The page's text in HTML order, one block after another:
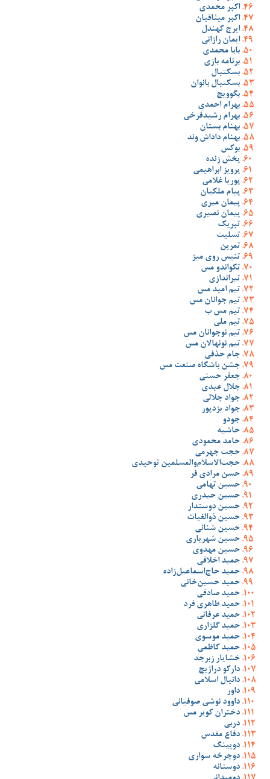
اکبر محمدی
اکبر میثاقیان
ایرج کهندل
ایمان رازانی
بابا محمدی
برنامه بازی
بسکتبال
بسکتبال بانوان
بگوویچ
بهرام احمدی
بهرام رشیدفرخی
بهنام بستان
بهنام داداش وند
بوکس
پخش زنده
پرویز ابراهیمی
پوریا غلامی
پیام ملکیان
پیمان میری
پیمان نصیری
تبریک
تسلیت
تمرین
تنیس روی میز
تکواندو مس
تیراندازی
تیم امید مس
تیم جوانان مس
تیم مس ب
تیم ملی
تیم نوجوانان مس
تیم نونهالان مس
جام حذفی
جشن باشگاه صنعت مس
جعفر حسنی
جلال عبدی
جواد جلالی
جواد یزدپور
جودو
حاشیه
حامد محمودی
حجت جهرمی
حجت‌الاسلام‌والمسلمین توحیدی
حسن مرادی فر
حسین تهامی
حسین حیدری
حسین دوستدار
حسین ذوالغیاث
حسین شنانی
حسین شهریاری
حسین مهدوی
حمید اخلاقی
حمید حاج‌اسماعیل‌زاده
حمید حسین‌خانی
حمید صادقی
حمید طاهری فرد
حمید عرفانی
حمید گلزاری
حمید موسوی
حمید کاظمی
خشایار زبرجد
دارکو دراژیچ
دانیال اسلامی
داور
داوود نوشی صوفیانی
دختران کویر مس
دربی
دفاع مقدس
دوپینگ
دوچرخه سواری
دوستانه